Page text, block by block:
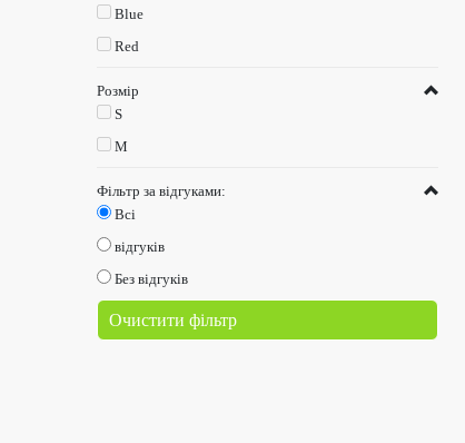
Blue
Red
Розмір
S
M
Фільтр за відгуками:
Всі
відгуків
Без відгуків
Очистити фільтр